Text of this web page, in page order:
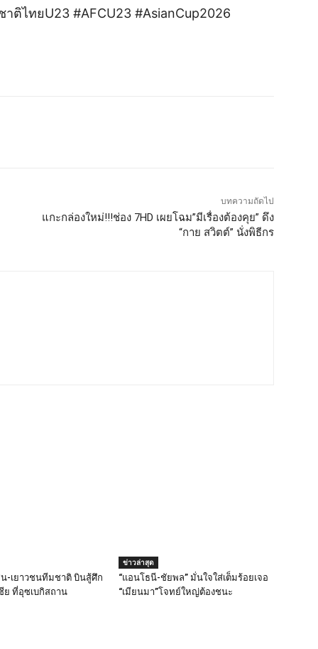
ติไทยU23 #AFCU23 #AsianCup2026
บทความถัดไป
แกะกล่องใหม่!!!ช่อง 7HD เผยโฉม”มีเรื่องต้องคุย” ดึง
“กาย สวิตต์” นั่งพิธีกร
-เยาวชนทีมชาติ บินสู้ศึก
ย ที่อุซเบกิสถาน
ข่าวล่าสุด
“แอนโธนี-ชัยพล” มั่นใจใส่เต็มร้อยเจอ
“เมียนมา”โจทย์ใหญ่ต้องชนะ